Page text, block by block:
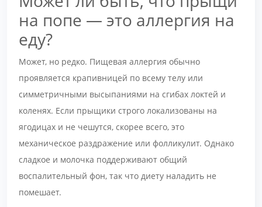
на попе — это аллергия на
еду?
Может, но редко. Пищевая аллергия обычно
проявляется крапивницей по всему телу или
симметричными высыпаниями на сгибах локтей и
коленях. Если прыщики строго локализованы на
ягодицах и не чешутся, скорее всего, это
механическое раздражение или фолликулит. Однако
сладкое и молочка поддерживают общий
воспалительный фон, так что диету наладить не
помешает.